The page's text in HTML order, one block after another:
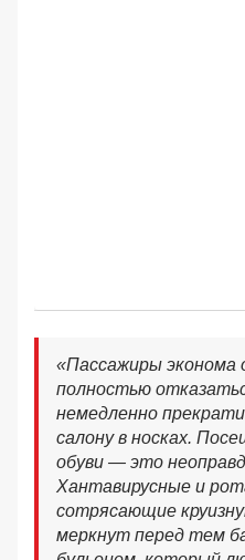
«Пассажиры эконома
полностью
немедленно
салону в носках.
обуви — это
Хантавирусные и
сотрясающие
меркнут перед тем